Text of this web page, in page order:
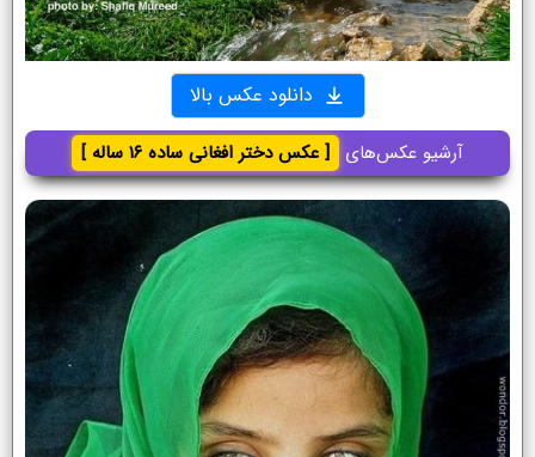
دانلود عکس بالا
آرشیو عکس‌های [ عکس دختر افغانی ساده ۱۶ ساله ]